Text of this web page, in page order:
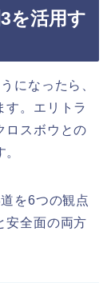
を活用す
になったら、
す。エリトラ
ロスボウとの
を6つの観点
安全面の両方